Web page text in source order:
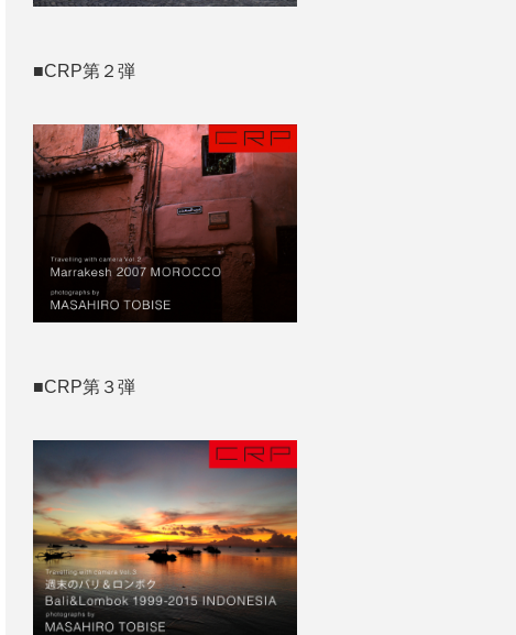
■CRP第２弾
■CRP第３弾